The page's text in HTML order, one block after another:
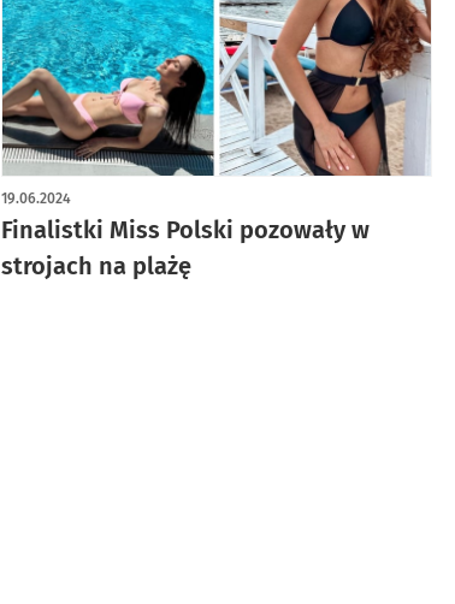
Finalistki Miss Polski pozowały w
strojach na plażę
19.06.2024
artykuł z galerią zdjęć